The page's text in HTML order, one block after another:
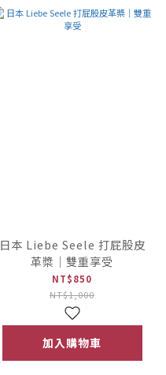
日本 Liebe Seele 打屁股皮
革槳｜雙重享受
NT$850
NT$1,000
加入購物車